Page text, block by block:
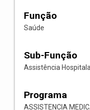
Função
Saúde
Sub-Função
Assistência
Programa
ASSISTENCIA